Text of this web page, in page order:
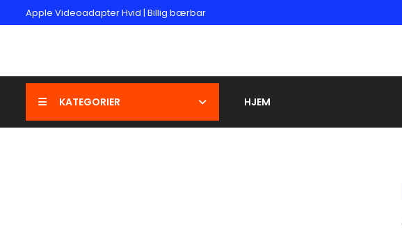
Apple Videoadapter Hvid | Billig bærbar
KATEGORIER HJEM